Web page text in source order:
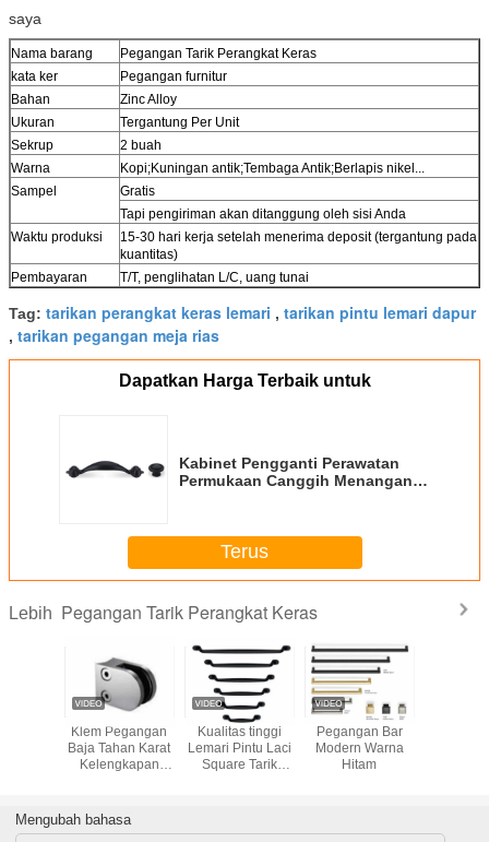
saya
Nama barang
Pegangan Tarik Perangkat Keras
kata ker
Pegangan furnitur
Bahan
Zinc Alloy
Ukuran
Tergantung Per Unit
Sekrup
2 buah
Warna
Kopi;Kuningan antik;Tembaga Antik;Berlapis nikel...
Sampel
Gratis
Tapi pengiriman akan ditanggung oleh sisi Anda
Waktu produksi
15-30 hari kerja setelah menerima deposit (tergantung pada
kuantitas)
Pembayaran
T/T, penglihatan L/C, uang tunai
Tag: tarikan perangkat keras lemari , tarikan pintu lemari dapur
, tarikan pegangan meja rias
Dapatkan Harga Terbaik untuk
Kabinet Pengganti Perawatan
Permukaan Canggih Menangani
Terus
Lebih Pegangan Tarik Perangkat Keras
Klem Pegangan
Baja Tahan Karat
Kelengkapan
Pagar Balkon
Dinding Dek Vila
Kualitas tinggi
Lemari Pintu Laci
Square Tarik
Pegangan Bar
Modern Warna
Hitam
Mengubah bahasa